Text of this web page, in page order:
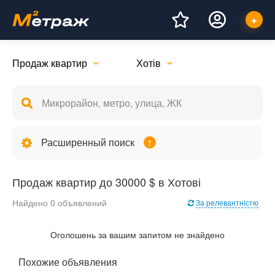
Продаж квартир Хотів
Расширенный поиск 1
Продаж квартир до 30000 $ в Хотові
Найдено 0 объявлений За релевантністю
Оголошень за вашим запитом не знайдено
Похожие объявления